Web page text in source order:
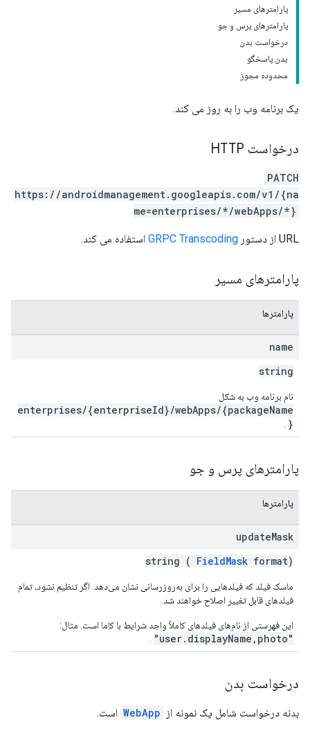
پارامترهای مسیر
پارامترهای پرس و جو
درخواست بدن
بدن پاسخگو
محدوده مجوز
یک برنامه وب را به روز می کند.
درخواست HTTP
PATCH
https://androidmanagement.googleapis.com/v1/{na
me=enterprises/*/webApps/*}
URL از دستور GRPC Transcoding استفاده می کند.
پارامترهای مسیر
پارامترها
name
string
نام برنامه وب به شکل
enterprises/{enterpriseId}/webApps/{packageName
}
پارامترهای پرس و جو
پارامترها
updateMask
string ( FieldMask format)
ماسک فیلد که فیلدهایی را برای به‌روزرسانی نشان می‌دهد. اگر تنظیم نشود، تمام
فیلدهای قابل تغییر اصلاح خواهند شد.
این فهرستی از نام‌های فیلدهای کاملاً واجد شرایط با کاما است. مثال:
"user.displayName,photo"
درخواست بدن
بدنه درخواست شامل یک نمونه از WebApp است.